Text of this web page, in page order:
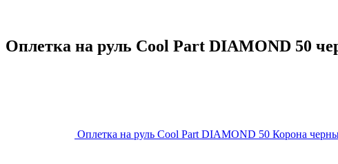
Оплетка на руль Cool Part DIAMOND 50
Оплетка на руль Cool Part DIAMOND 50 Корона